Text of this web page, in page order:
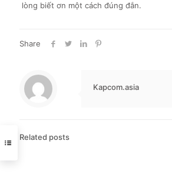
lòng biết ơn một cách đúng đắn.
Share
Kapcom.asia
Related posts